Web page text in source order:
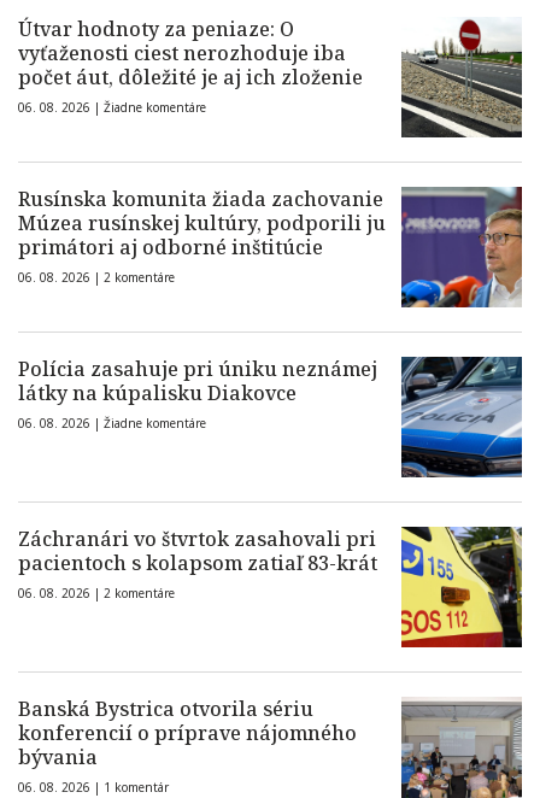
Útvar hodnoty za peniaze: O
vyťaženosti ciest nerozhoduje iba
počet áut, dôležité je aj ich zloženie
06. 08. 2026 | Žiadne komentáre
Rusínska komunita žiada zachovanie
Múzea rusínskej kultúry, podporili ju
primátori aj odborné inštitúcie
06. 08. 2026 | 2 komentáre
Polícia zasahuje pri úniku neznámej
látky na kúpalisku Diakovce
06. 08. 2026 | Žiadne komentáre
Záchranári vo štvrtok zasahovali pri
pacientoch s kolapsom zatiaľ 83-krát
06. 08. 2026 | 2 komentáre
Banská Bystrica otvorila sériu
konferencií o príprave nájomného
bývania
06. 08. 2026 | 1 komentár